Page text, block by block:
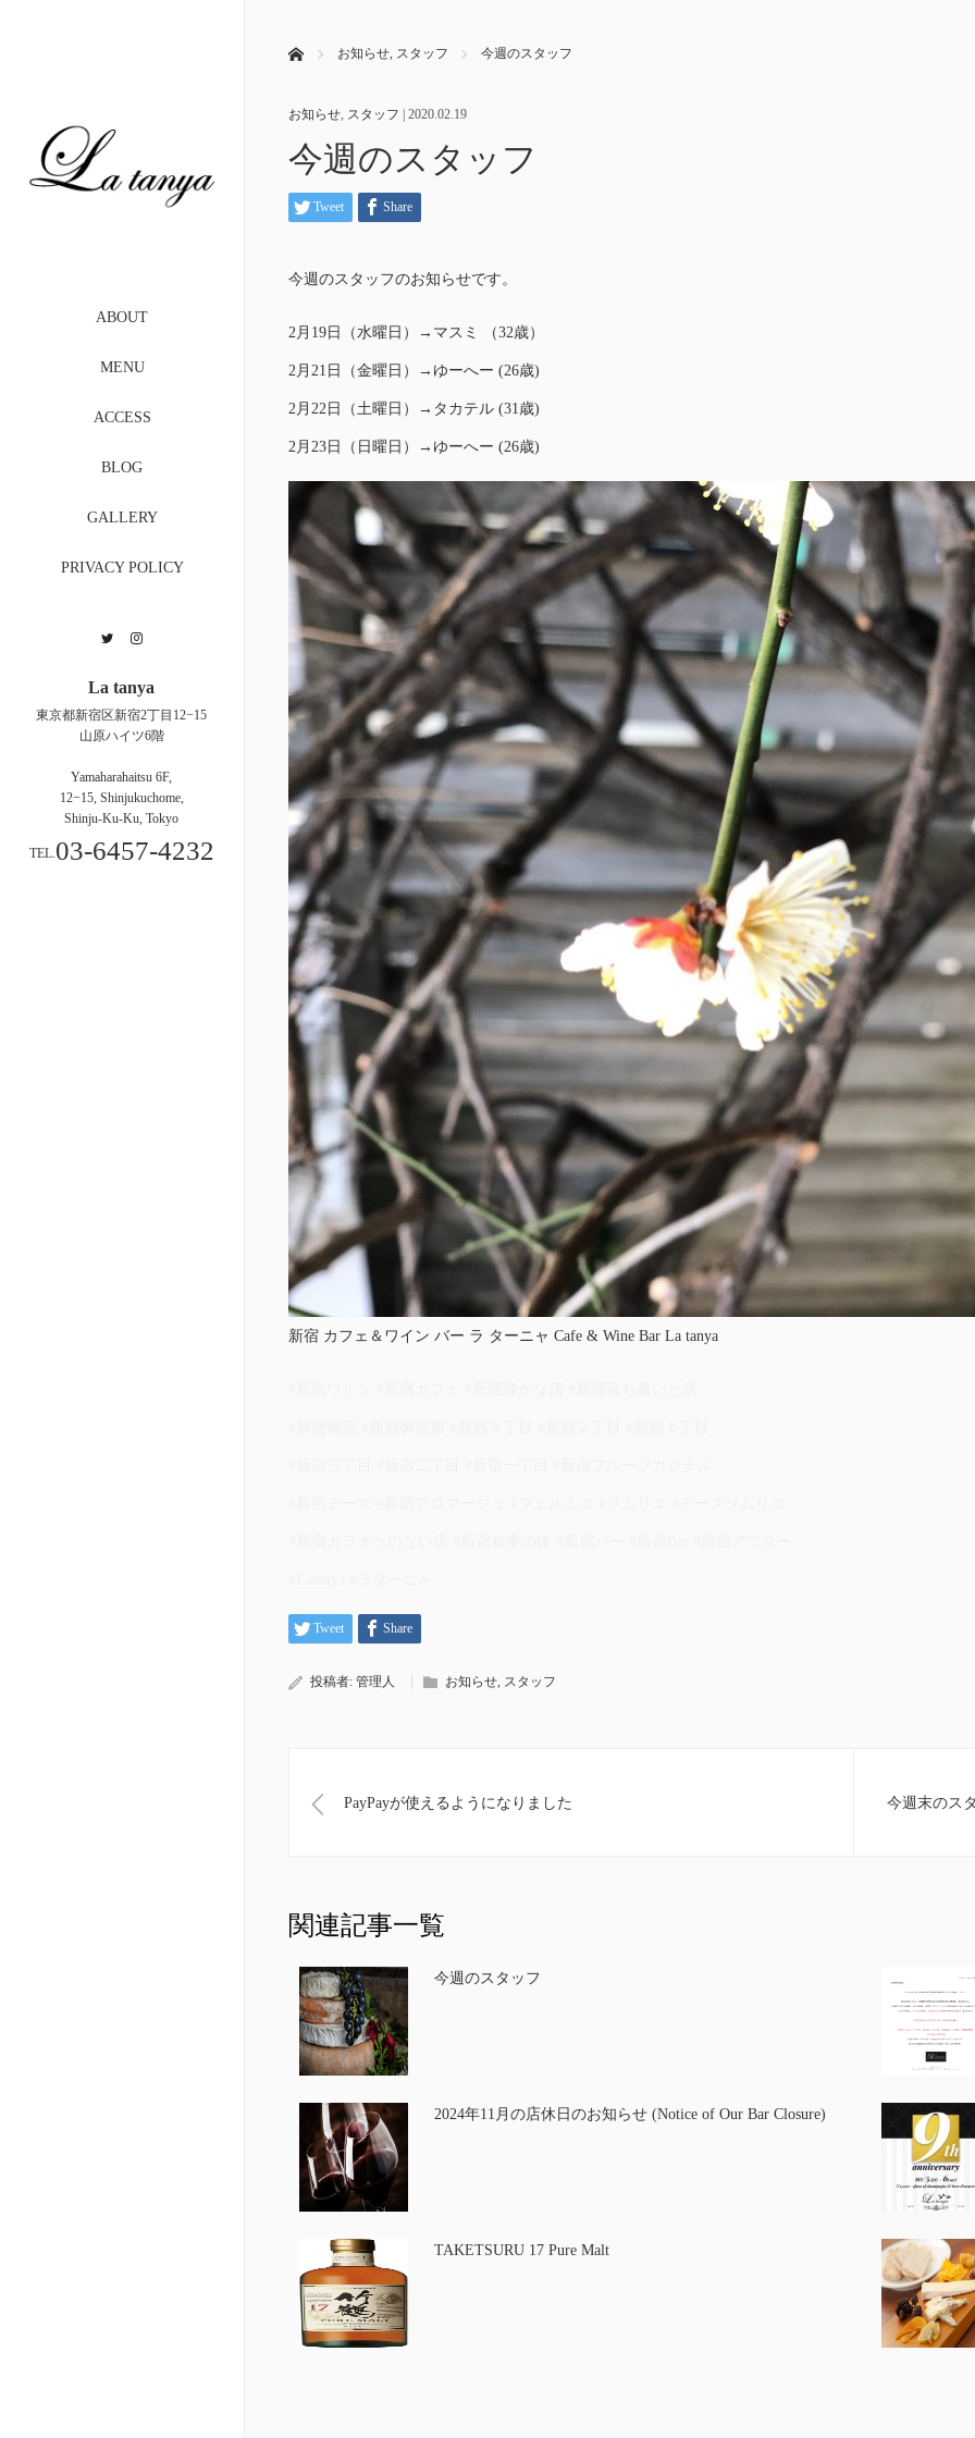
ABOUT
MENU
ACCESS
BLOG
GALLERY
PRIVACY POLICY
Twitter
La tanya
東京都新宿区新宿2丁目12−15
山原ハイツ6階
Yamaharahaitsu 6F,
12−15, Shinjukuchome,
Shinju-Ku-Ku, Tokyo
TEL.03-6457-4232
ホーム お知らせ, スタッフ 今週のスタッフ
お知らせ, スタッフ 2020.02.19
今週のスタッフ
Tweet Share
今週のスタッフのお知らせです。
2月19日（水曜日）→マスミ （32歳）
2月21日（金曜日）→ゆーへー (26歳)
2月22日（土曜日）→タカテル (31歳)
2月23日（日曜日）→ゆーへー (26歳)
新宿 カフェ＆ワイン バー ラ ターニャ Cafe & Wine Bar La tanya
Tweet Share
投稿者: 管理人 お知らせ, スタッフ
PayPayが使えるようになりました 今週末のス
関連記事一覧
今週のスタッフ
2024年11月の店休日のお知らせ (Notice of Our Bar Closure)
TAKETSURU 17 Pure Malt